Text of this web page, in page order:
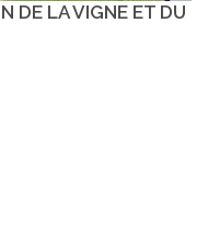
DE LA VIGNE ET DU